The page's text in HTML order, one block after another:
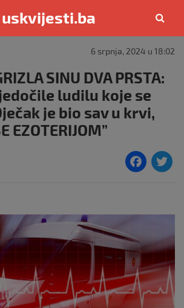
uskvijesti.ba
6 srpnja, 2024 u 18:02
SINU DVA PRSTA:
ludilu koje se
je bio sav u krvi,
EZOTERIJOM”
F
e
b
o
o
k